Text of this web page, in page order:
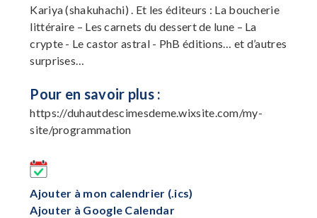
Kariya (shakuhachi) . Et les éditeurs : La boucherie
littéraire – Les carnets du dessert de lune – La
crypte - Le castor astral - PhB éditions… et d’autres
surprises…
Pour en savoir plus :
https://duhautdescimesdeme.wixsite.com/my-
site/programmation
Ajouter à mon calendrier (.ics)
Ajouter à Google Calendar